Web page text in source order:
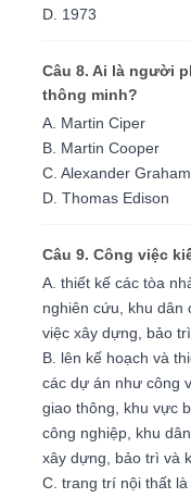
D. 1973
Câu 8. Ai là người
thông minh?
A. Martin Ciper
B. Martin Cooper
C. Alexander
D. Thomas Edison
Câu 9. Công việc
A. thiết kế các tòa
nghiên cứu, khu dân
việc xây dựng, bảo
B. lên kế hoạch và
các dự án như công
giao thông, khu vực
công nghiệp, khu
xây dựng, bảo trì và
C. trang trí nội thất